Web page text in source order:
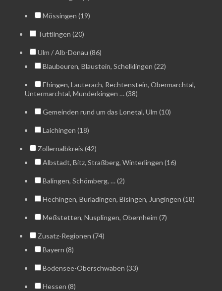
Mössingen (19)
Tuttlingen (20)
Ulm / Alb-Donau (86)
Blaubeuren, Blaustein, Schelklingen (22)
Ehingen, Lauterach, Rechtenstein, Obermarchtal,
Untermarchtal, Munderkingen … (38)
Gemeinden rund um das Lonetal, Ulm (10)
Laichingen (18)
Zollernalbkreis (42)
Albstadt, Bitz, Straßberg, Winterlingen (16)
Balingen, Schömberg, … (2)
Hechingen, Burladingen, Bisingen, Jungingen (18)
Meßstetten, Nusplingen, Obernheim (7)
Zusatz-Regionen (74)
Bayern (8)
Bodensee-Oberschwaben (33)
Hessen (8)